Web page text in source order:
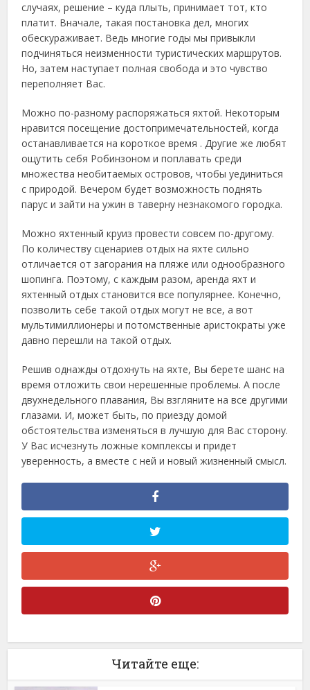
случаях, решение – куда плыть, принимает тот, кто
платит. Вначале, такая постановка дел, многих
обескураживает. Ведь многие годы мы привыкли
подчиняться неизменности туристических маршрутов.
Но, затем наступает полная свобода и это чувство
переполняет Вас.
Можно по-разному распоряжаться яхтой. Некоторым
нравится посещение достопримечательностей, когда
останавливается на короткое время . Другие же любят
ощутить себя Робинзоном и поплавать среди
множества необитаемых островов, чтобы уединиться
с природой. Вечером будет возможность поднять
парус и зайти на ужин в таверну незнакомого городка.
Можно яхтенный круиз провести совсем по-другому.
По количеству сценариев отдых на яхте сильно
отличается от загорания на пляже или однообразного
шопинга. Поэтому, с каждым разом, аренда яхт и
яхтенный отдых становится все популярнее. Конечно,
позволить себе такой отдых могут не все, а вот
мультимиллионеры и потомственные аристократы уже
давно перешли на такой отдых.
Решив однажды отдохнуть на яхте, Вы берете шанс на
время отложить свои нерешенные проблемы. А после
двухнедельного плавания, Вы взгляните на все другими
глазами. И, может быть, по приезду домой
обстоятельства изменяться в лучшую для Вас сторону.
У Вас исчезнуть ложные комплексы и придет
уверенность, а вместе с ней и новый жизненный смысл.
Читайте еще: